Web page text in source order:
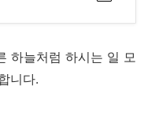
하늘처럼 하시는 일 모
니다.